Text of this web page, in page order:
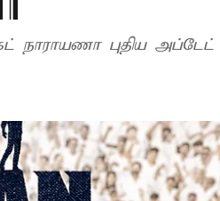
நாராயணா புதிய அப்டேட்